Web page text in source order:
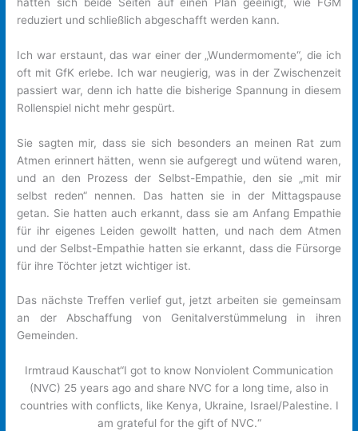
reduziert und schließlich abgeschafft werden kann.
Ich war erstaunt, das war einer der „Wundermomente“, die ich
oft mit GfK erlebe. Ich war neugierig, was in der Zwischenzeit
passiert war, denn ich hatte die bisherige Spannung in diesem
Rollenspiel nicht mehr gespürt.
Sie sagten mir, dass sie sich besonders an meinen Rat zum
Atmen erinnert hätten, wenn sie aufgeregt und wütend waren,
und an den Prozess der Selbst-Empathie, den sie „mit mir
selbst reden“ nennen. Das hatten sie in der Mittagspause
getan. Sie hatten auch erkannt, dass sie am Anfang Empathie
für ihr eigenes Leiden gewollt hatten, und nach dem Atmen
und der Selbst-Empathie hatten sie erkannt, dass die Fürsorge
für ihre Töchter jetzt wichtiger ist.
Das nächste Treffen verlief gut, jetzt arbeiten sie gemeinsam
an der Abschaffung von Genitalverstümmelung in ihren
Gemeinden.
​Irmtraud Kauschat​​“I got to know Nonviolent Communication
(NVC) 25 years ago and share NVC for a long time, also in
countries with conflicts, like Kenya, Ukraine, Israel/Palestine. I
am grateful for the gift of NVC.“